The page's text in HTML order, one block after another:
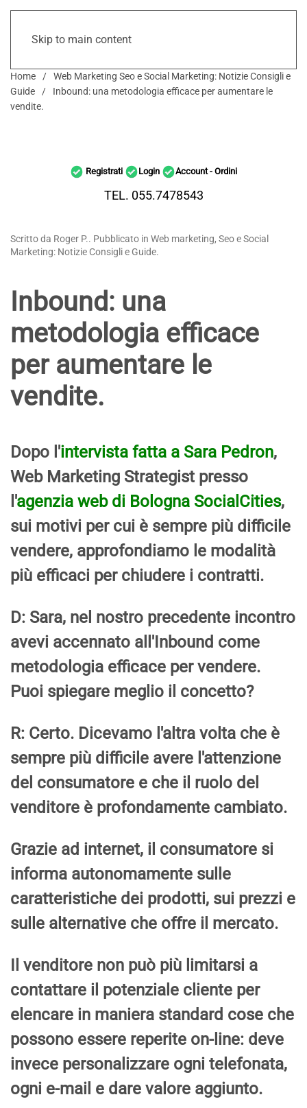
Skip to main content
Home
Web Marketing Seo e Social Marketing: Notizie Consigli e
Guide
Inbound: una metodologia efficace per aumentare le
vendite.
Registrati Login Account - Ordini
TEL. 055.7478543
Scritto da Roger P.. Pubblicato in Web marketing, Seo e Social
Marketing: Notizie Consigli e Guide.
Inbound: una
metodologia efficace
per aumentare le
vendite.
Dopo l'intervista fatta a Sara Pedron,
Web Marketing Strategist presso
l'agenzia web di Bologna SocialCities,
sui motivi per cui è sempre più difficile
vendere, approfondiamo le modalità
più efficaci per chiudere i contratti.
D: Sara, nel nostro precedente incontro
avevi accennato all'Inbound come
metodologia efficace per vendere.
Puoi spiegare meglio il concetto?
R: Certo. Dicevamo l'altra volta che è
sempre più difficile avere l'attenzione
del consumatore e che il ruolo del
venditore è profondamente cambiato.
Grazie ad internet, il consumatore si
informa autonomamente sulle
caratteristiche dei prodotti, sui prezzi e
sulle alternative che offre il mercato.
Il venditore non può più limitarsi a
contattare il potenziale cliente per
elencare in maniera standard cose che
possono essere reperite on-line: deve
invece personalizzare ogni telefonata,
ogni e-mail e dare valore aggiunto.